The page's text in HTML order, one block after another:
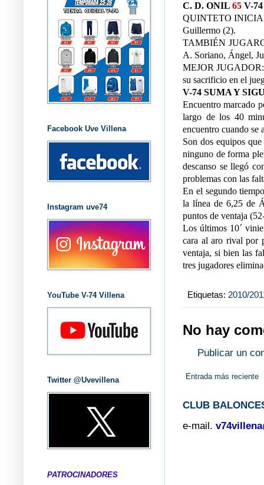
C. D. ONIL 65 V-
QUINTETO
Guillermo (2).
TAMBIÉN
A. Soriano, Ángel,
MEJOR
su sacrificio en el
V-74 SUMA Y
Encuentro marcado
largo de los 40
encuentro cuando se
Son dos equipos
ninguno de forma
descanso se llegó
problemas con las
En el segundo
la línea de 6,25 de
puntos de ventaja
Los últimos 10´
cara al aro rival por
ventaja, si bien las
tres jugadores
Etiquetas: 2010/
No hay
Publicar un
Entrada más reciente
CLUB
e-mail.
Facebook Uve Villena
Instagram uve74
YouTube V-74 Villena
Twitter @Uvevillena
PATROCINADORES